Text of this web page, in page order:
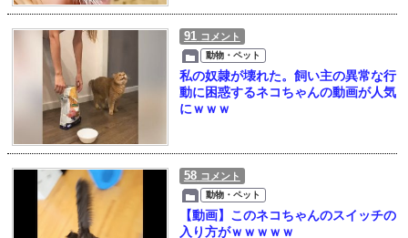
91 コメント
動物・ペット
私の奴隷が壊れた。飼い主の異常な行
動に困惑するネコちゃんの動画が人気
にｗｗｗ
58 コメント
動物・ペット
【動画】このネコちゃんのスイッチの
入り方がｗｗｗｗｗ